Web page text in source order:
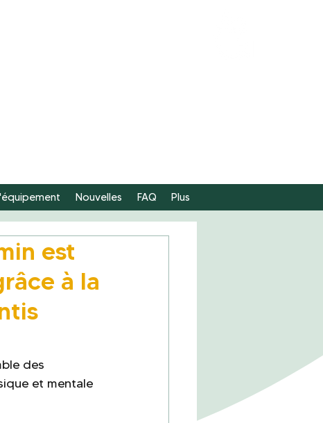
Nouvelles FAQ Plus
est
à la
des
et mentale